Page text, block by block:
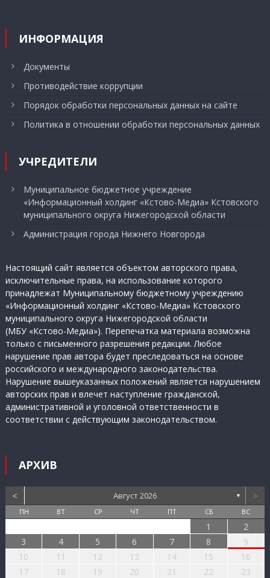
ИНФОРМАЦИЯ
Документы
Противодействие коррупции
Порядок обработки персональных данных на сайте
Политика в отношении обработки персональных данных
УЧРЕДИТЕЛИ
Муниципальное бюджетное учреждение
«Информационный холдинг «Кстово-Медиа» Кстовского
муниципального округа Нижегородской области
Администрация города Нижнего Новгорода
Настоящий сайт является объектом авторского права,
исключительные права, на использование которого
принадлежат Муниципальному бюджетному учреждению
«Информационный холдинг «Кстово-Медиа» Кстовского
муниципального округа Нижегородской области
(МБУ «Кстово-Медиа»). Перепечатка материала возможна
только с письменного разрешения редакции. Любое
нарушение прав автора будет преследоваться на основе
российского и международного законодательства.
Нарушение вышеуказанных положений является нарушением
авторских прав и влечет наступление гражданской,
административной и уголовной ответственности в
соответствии с действующим законодательством.
АРХИВ
< Август 2026 ▼ >
ПН ВТ СР ЧТ ПТ СБ ВС
1
2
3
4 5 6 7 8
9
10
11 12 13 14 15
16
17
18 19 20 21 22 23